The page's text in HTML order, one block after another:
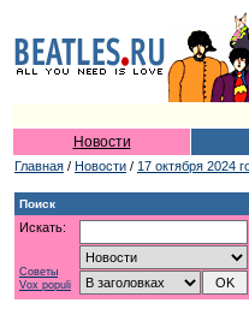
Новости
Главная / Новости / 17 октября 2024
Поиск
Искать:
Советы
Vox populi